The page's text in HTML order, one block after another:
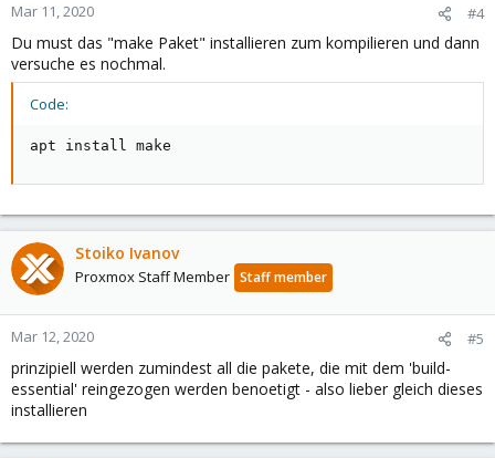
Mar 11, 2020 #4
Du must das "make Paket" installieren zum kompilieren und dann
versuche es nochmal.
Code:
apt install make
Stoiko Ivanov
Proxmox Staff Member Staff member
Mar 12, 2020 #5
prinzipiell werden zumindest all die pakete, die mit dem 'build-
essential' reingezogen werden benoetigt - also lieber gleich dieses
installieren